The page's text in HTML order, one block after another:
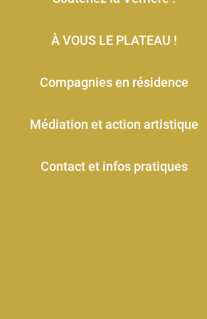
À VOUS LE PLATEAU !
Compagnies en résidence
Médiation et action artistique
Contact et infos pratiques